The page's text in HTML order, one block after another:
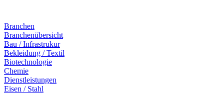
Branchen
Branchenübersicht
Bau / Infrastrukur
Bekleidung / Textil
Biotechnologie
Chemie
Dienstleistungen
Eisen / Stahl